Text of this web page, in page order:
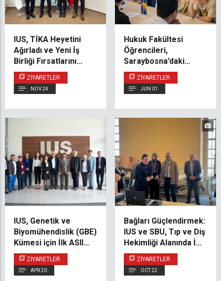
IUS, TİKA Heyetini
Ağırladı ve Yeni İş
Birliği Fırsatlarını
Değerlendirdi
ZIYARETLER
NOV 24
Hukuk Fakültesi
Öğrencileri,
Saraybosna’daki
Avrupa Konseyi
Ofisini Ziyaret Etti
ZIYARETLER
JUN 01
IUS, Genetik ve
Biyomühendislik (GBE)
Kümesi için İlk ASIIN
Ziyaretini
Gerçekleştirdi
ZIYARETLER
APR 20
Bağları Güçlendirmek:
IUS ve SBU, Tıp ve Diş
Hekimliği Alanında İş
Birliğini Genişletiyor
ZIYARETLER
OCT 22